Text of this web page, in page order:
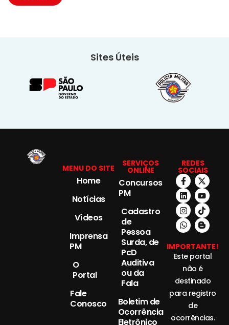
Sites Úteis
MENU DO SITE
Home
Notícias
Vídeos
Imprensa
PM
O
Portal
Fale
Conosco
SERVIÇOS
ONLINE
Concursos
PM
Cadastro
de
Pessoa
Surda, de
PcD
Auditiva
ou da
Fala
Boletim de
Ocorrência
Eletrônico
REDES
SOCIAIS
IMPORTANTE!
Este portal
não é
destinado
para registro
de
ocorrências.